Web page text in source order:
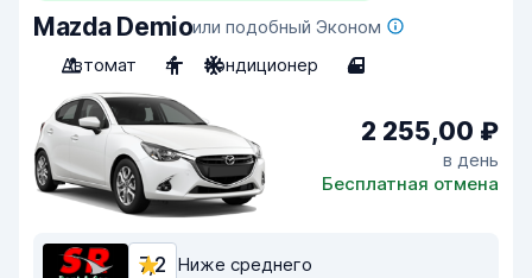
Mazda Demioили подобный Эконом
Автомат
4 Кондиционер 4
2 255,00 ₽
в день
Бесплатная отмена
7,2 Ниже среднего